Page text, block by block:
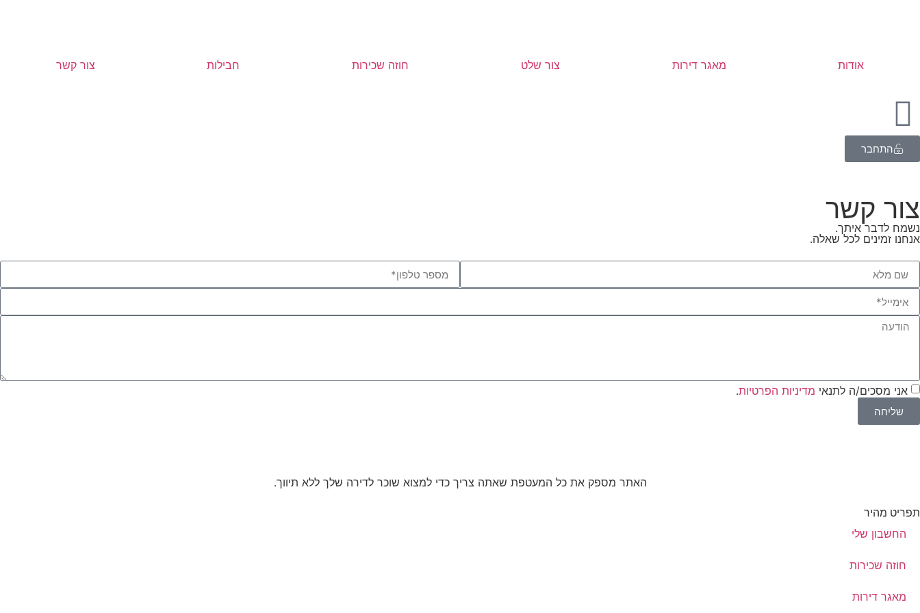
אודות מאגר דירות צור שלט חוזה שכירות חבילות צור קשר
התחבר
צור קשר
נשמח לדבר איתך.
אנחנו זמינים לכל שאלה.
אני מסכים/ה לתנאי מדיניות הפרטיות.
שליחה
האתר מספק את כל המעטפת שאתה צריך כדי למצוא שוכר לדירה שלך ללא תיווך.
תפריט מהיר
החשבון שלי
חוזה שכירות
מאגר דירות